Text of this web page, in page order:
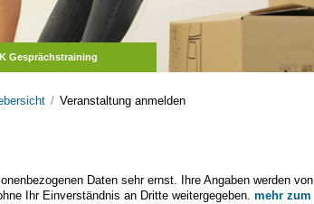
Gesprächstraining
Veranstaltung anmelden
Daten sehr ernst. Ihre Angaben werden von
Ihr Einverständnis an Dritte weitergegeben. mehr zum